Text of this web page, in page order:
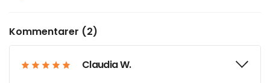
Kommentarer (2)
Claudia W.